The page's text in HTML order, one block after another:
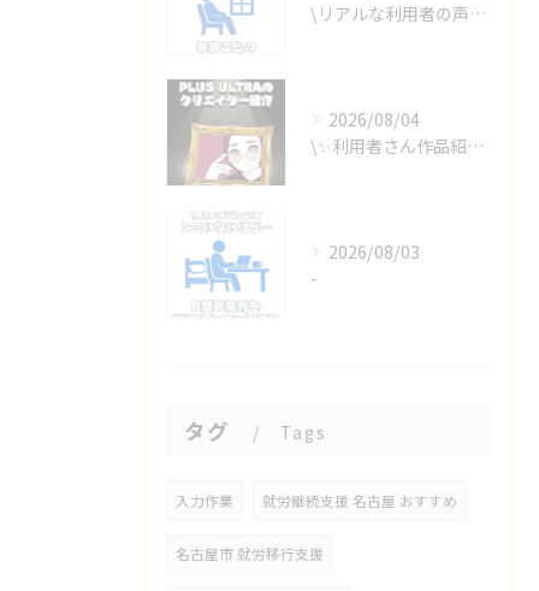
\リアルな利用者の声📣/
2026/08/04
\✨利用者さん作品紹介✨/
2026/08/03
-
タグ Tags
入力作業 就労継続支援 名古屋 おすすめ
名古屋市 就労移行支援